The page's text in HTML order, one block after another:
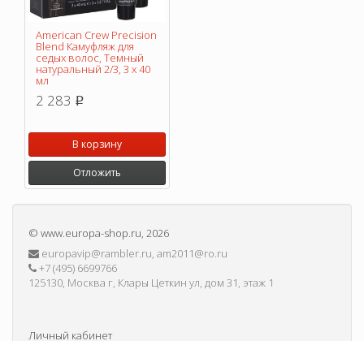
American Crew Precision
Blend Камуфляж для
седых волос, Темный
натуральный 2/3, 3 х 40
мл
2 283 p
В корзину
Отложить
© www.europa-shop.ru, 2026
europavip@rambler.ru, am2011@ro.ru
+7 (495) 6699766
125130, Москва г, Клары Цеткин ул, дом 31, этаж 1
Личный кабинет